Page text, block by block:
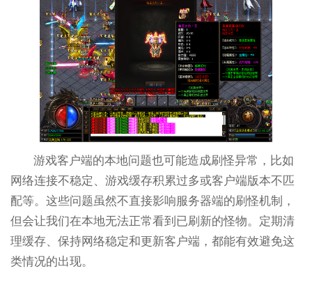
游戏客户端的本地问题也可能造成刷怪异常，比如
网络连接不稳定、游戏缓存积累过多或客户端版本不匹
配等。这些问题虽然不直接影响服务器端的刷怪机制，
但会让我们在本地无法正常看到已刷新的怪物。定期清
理缓存、保持网络稳定和更新客户端，都能有效避免这
类情况的出现。